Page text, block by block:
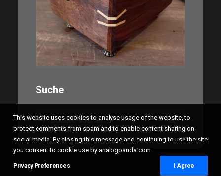
aus Nussbaum…
Suche
Suchen
nach:
This website uses cookies to analyse usage of the website, to
protect comments from spam and to enable content sharing on
social media. By closing this message and continuing to use the site
you consent to cookie use by analogpanda.com
Privacy Preferences I Agree